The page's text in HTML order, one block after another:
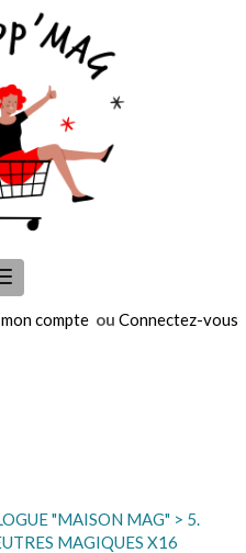
Menu
de
navigation
compte ou Connectez-vous
"MAISON MAG" > 5.
MAGIQUES X16